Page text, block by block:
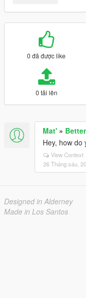
0 đã được like
0 tải lên
Mat' »
Hey, how do
View Context
26 Tháng sáu,
Designed in Alderney
Made in Los Santos